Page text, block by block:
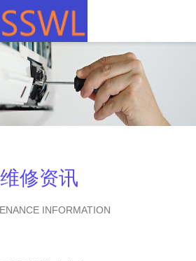
维修资讯
INFORMATION